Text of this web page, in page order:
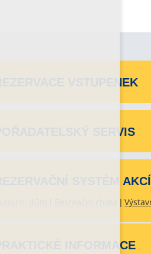
REZERVACE VSTUPENEK
POŘADATELSKÝ SERVIS
REZERVAČNÍ SYSTÉM AKCÍ
PRAKTICKÉ INFORMACE